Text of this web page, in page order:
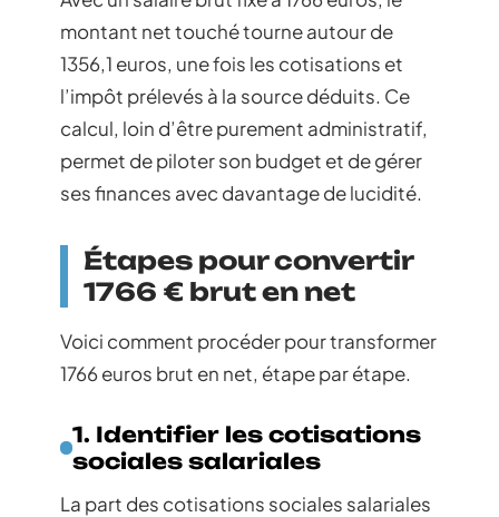
montant net touché tourne autour de
1356,1 euros, une fois les cotisations et
l’impôt prélevés à la source déduits. Ce
calcul, loin d’être purement administratif,
permet de piloter son budget et de gérer
ses finances avec davantage de lucidité.
Étapes pour convertir
1766 € brut en net
Voici comment procéder pour transformer
1766 euros brut en net, étape par étape.
1. Identifier les cotisations
sociales salariales
La part des cotisations sociales salariales